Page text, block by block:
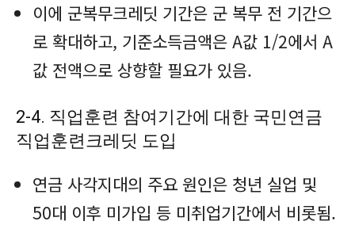
이에 군복무크레딧 기간은 군 복무 전 기간으
로 확대하고, 기준소득금액은 A값 1/2에서 A
값 전액으로 상향할 필요가 있음.
2-4. 직업훈련 참여기간에 대한 국민연금
직업훈련크레딧 도입
연금 사각지대의 주요 원인은 청년 실업 및
50대 이후 미가입 등 미취업기간에서 비롯됨.